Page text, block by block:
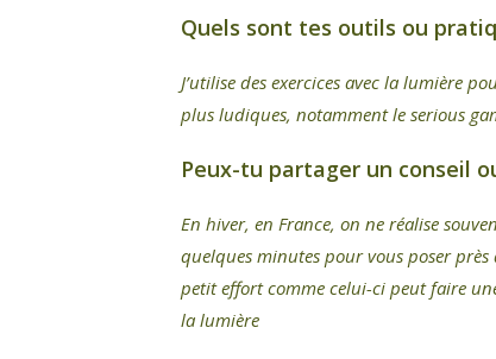
Quels sont tes outils ou
J’utilise des exercices avec la lumière
plus ludiques, notamment le serious
Peux-tu partager un conseil
En hiver, en France, on ne réalise
quelques minutes pour vous poser près
petit effort comme celui-ci peut faire
la lumière